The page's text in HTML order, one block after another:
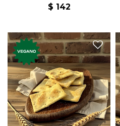
$ 142
Galletas premium, veganas,
al óleo. Nuevos sabores,
elaboradas artesanalmente.